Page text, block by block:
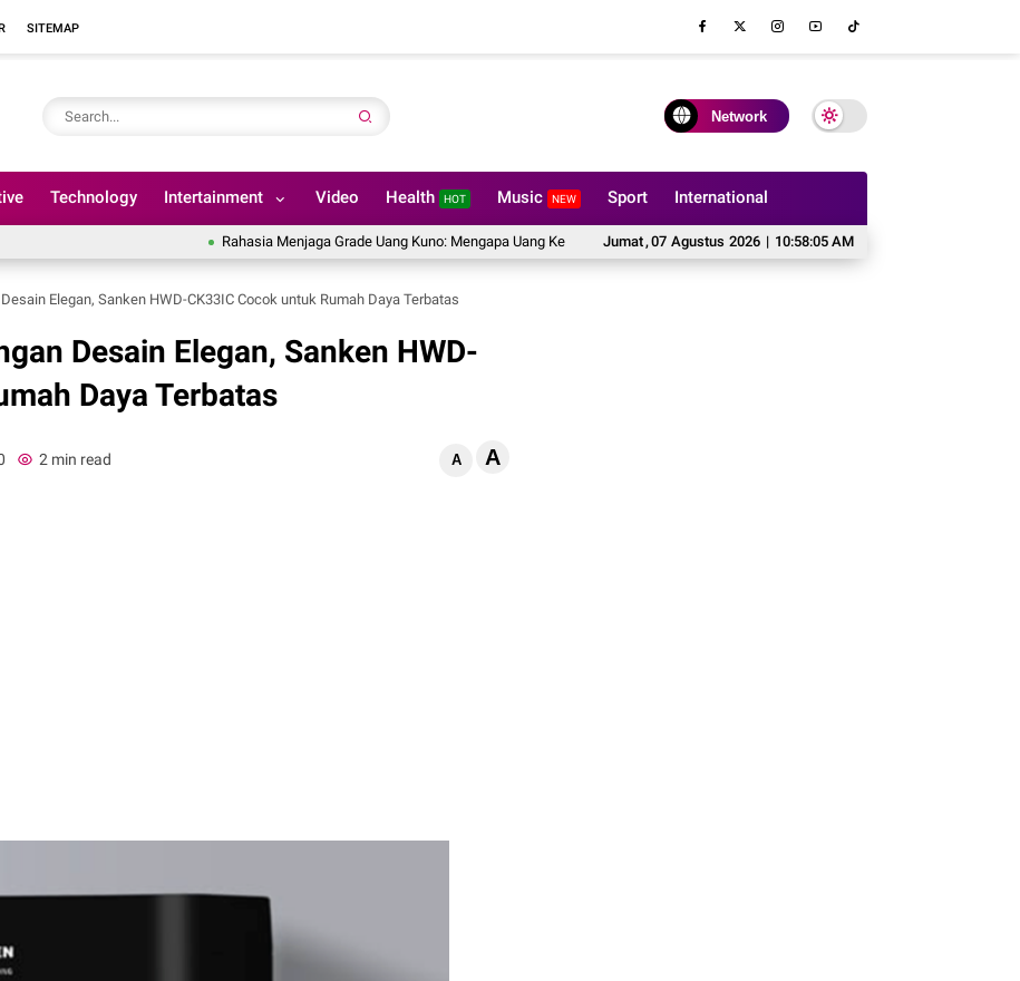
SITEMAP
Network
Technology Intertainment Video Health HOT Music NEW Sport International
Jumat,07 Agustus 2026 | 10:58:06 AM
Rahasia Menjaga Grade Uang Kuno: Mengapa Uang Kertas Tidak Boleh Dilipat? Hal yang Harus Dipertimbangkan Sebelum
Elegan, Sanken HWD-CK33IC Cocok untuk Rumah Daya Terbatas
Desain Elegan, Sanken HWD-
Daya Terbatas
2 min read A A